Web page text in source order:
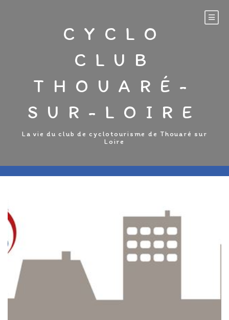
CYCLO
CLUB
THOUARÉ-
SUR-LOIRE
La vie du club de cyclotourisme de Thouaré sur
Loire